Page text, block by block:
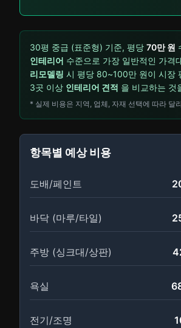
30평 중급 (표준형) 기준, 평당 70만 원
인테리어 수준으로 가장 일반적인 가격
리모델링 시 평당 80~100만 원이 시장
3곳 이상 인테리어 견적 을 비교하는 것
* 실제 비용은 지역, 업체, 자재 선택에 따라 달
항목별 예상 비용
도배/페인트
바닥 (마루/타일)
주방 (싱크대/상판)
욕실
전기/조명